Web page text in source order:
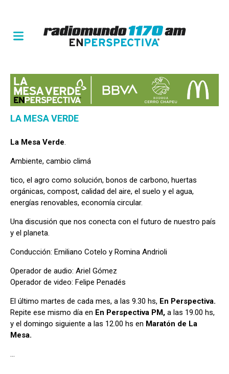
LA MESA VERDE
La Mesa Verde.
Ambiente, cambio climá
tico, el agro como solución, bonos de carbono, huertas
orgánicas, compost, calidad del aire, el suelo y el agua,
energías renovables, economía circular.
Una discusión que nos conecta con el futuro de nuestro país
y el planeta.
Conducción: Emiliano Cotelo y Romina Andrioli
Operador de audio: Ariel Gómez
Operador de video: Felipe Penadés
El último martes de cada mes, a las 9.30 hs, En Perspectiva.
Repite ese mismo día en En Perspectiva PM, a las 19.00 hs,
y el domingo siguiente a las 12.00 hs en Maratón de La
Mesa.
…